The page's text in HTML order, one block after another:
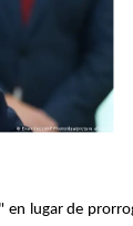
en lugar de